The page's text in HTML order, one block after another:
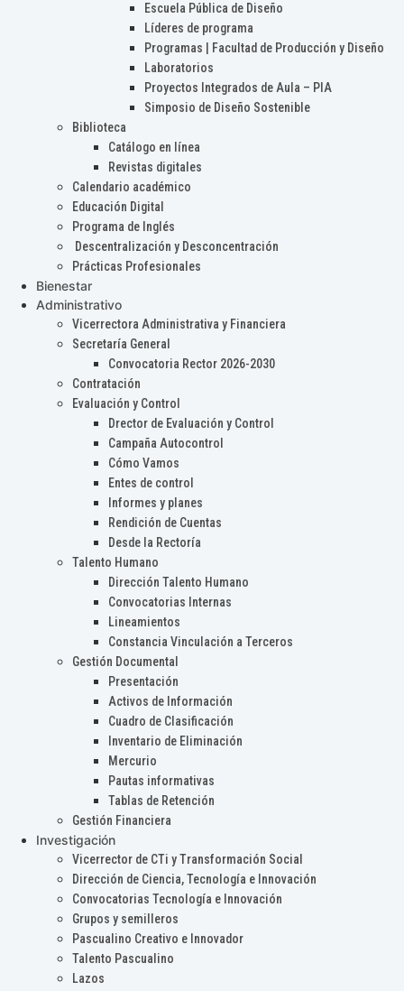
Escuela Pública de Diseño
Líderes de programa
Programas | Facultad de Producción y Diseño
Laboratorios
Proyectos Integrados de Aula – PIA
Simposio de Diseño Sostenible
Biblioteca
Catálogo en línea
Revistas digitales
Calendario académico
Educación Digital
Programa de Inglés
Descentralización y Desconcentración
Prácticas Profesionales
Bienestar
Administrativo
Vicerrectora Administrativa y Financiera
Secretaría General
Convocatoria Rector 2026-2030
Contratación
Evaluación y Control
Drector de Evaluación y Control
Campaña Autocontrol
Cómo Vamos
Entes de control
Informes y planes
Rendición de Cuentas
Desde la Rectoría
Talento Humano
Dirección Talento Humano
Convocatorias Internas
Lineamientos
Constancia Vinculación a Terceros
Gestión Documental
Presentación
Activos de Información
Cuadro de Clasificación
Inventario de Eliminación
Mercurio
Pautas informativas
Tablas de Retención
Gestión Financiera
Investigación
Vicerrector de CTi y Transformación Social
Dirección de Ciencia, Tecnología e Innovación
Convocatorias Tecnología e Innovación
Grupos y semilleros
Pascualino Creativo e Innovador
Talento Pascualino
Lazos